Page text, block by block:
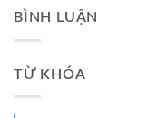
BÌNH LUẬN
TỪ KHÓA